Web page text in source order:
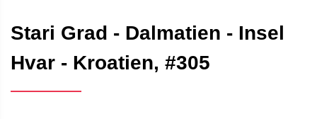
Stari Grad - Dalmatien - Insel
Hvar - Kroatien, #305